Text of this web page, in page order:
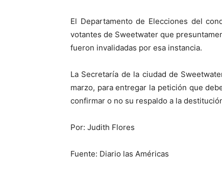
El Departamento de Elecciones del
votantes de Sweetwater que
fueron invalidadas por esa instancia.
La Secretaría de la ciudad de
marzo, para entregar la petición que
confirmar o no su respaldo a la
Por: Judith Flores
Fuente: Diario las Américas